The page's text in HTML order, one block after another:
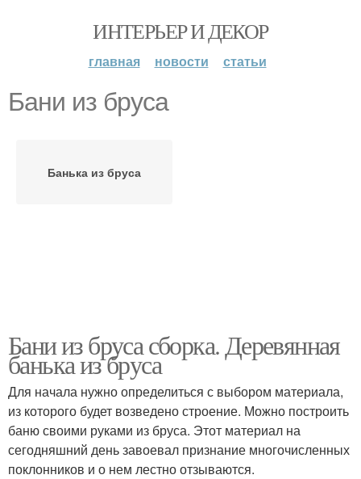
ИНТЕРЬЕР И ДЕКОР
главная новости статьи
Бани из бруса
Банька из бруса
Бани из бруса сборка. Деревянная
банька из бруса
Для начала нужно определиться с выбором материала,
из которого будет возведено строение. Можно построить
баню своими руками из бруса. Этот материал на
сегодняшний день завоевал признание многочисленных
поклонников и о нем лестно отзываются.